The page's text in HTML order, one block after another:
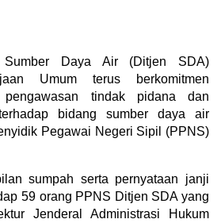
Sumber Daya Air (Ditjen SDA)
Umum terus berkomitmen
pengawasan tindak pidana dan
bidang sumber daya air
Pegawai Negeri Sipil (PPNS)
sumpah serta pernyataan janji
59 orang PPNS Ditjen SDA yang
Jenderal Administrasi Hukum